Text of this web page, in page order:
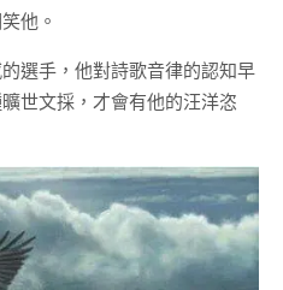
他。
選手，他對詩歌音律的認知早
世文採，才會有他的汪洋恣